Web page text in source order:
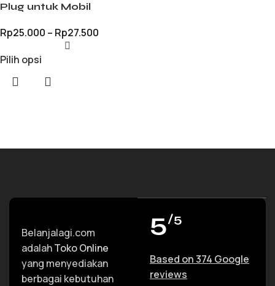
Plug untuk Mobil
Rp25.000 – Rp27.500
Pilih opsi
Belanjalagi.com
adalahToko Online
yang menyediakan
berbagai kebutuhan
5/5
Based on 374 Google
reviews